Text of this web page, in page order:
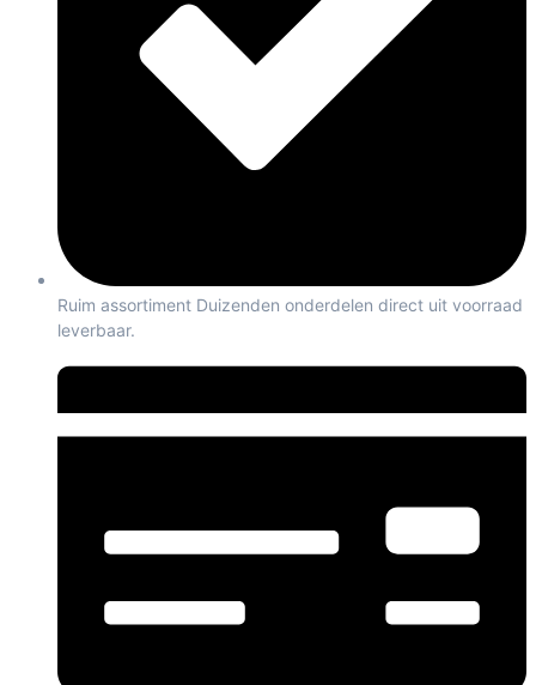
Ruim assortiment Duizenden onderdelen direct uit voorraad
leverbaar.